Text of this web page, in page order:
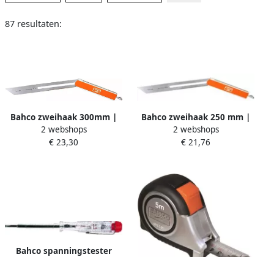
87 resultaten:
Bahco zweihaak 300mm |
9574-300
2 webshops
€ 23,30
Bahco zweihaak 250 mm |
9574-250
2 webshops
€ 21,76
Bahco spanningstester